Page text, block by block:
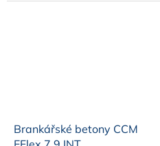
Brankářské betony CCM